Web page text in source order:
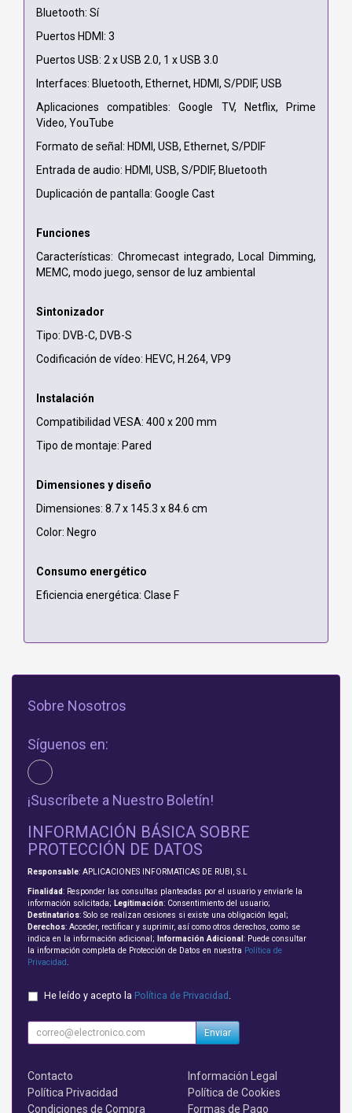
Bluetooth: Sí
Puertos HDMI: 3
Puertos USB: 2 x USB 2.0, 1 x USB 3.0
Interfaces: Bluetooth, Ethernet, HDMI, S/PDIF, USB
Aplicaciones compatibles: Google TV, Netflix, Prime
Video, YouTube
Formato de señal: HDMI, USB, Ethernet, S/PDIF
Entrada de audio: HDMI, USB, S/PDIF, Bluetooth
Duplicación de pantalla: Google Cast
Funciones
Características: Chromecast integrado, Local Dimming,
MEMC, modo juego, sensor de luz ambiental
Sintonizador
Tipo: DVB-C, DVB-S
Codificación de vídeo: HEVC, H.264, VP9
Instalación
Compatibilidad VESA: 400 x 200 mm
Tipo de montaje: Pared
Dimensiones y diseño
Dimensiones: 8.7 x 145.3 x 84.6 cm
Color: Negro
Consumo energético
Eficiencia energética: Clase F
Sobre Nosotros
Síguenos en:
¡Suscríbete a Nuestro Boletín!
INFORMACIÓN BÁSICA SOBRE
PROTECCIÓN DE DATOS
Responsable: APLICACIONES INFORMATICAS DE RUBI, S.L
Finalidad: Responder las consultas planteadas por el usuario y enviarle la
información solicitada; Legitimación: Consentimiento del usuario;
Destinatarios: Solo se realizan cesiones si existe una obligación legal;
Derechos: Acceder, rectificar y suprimir, así como otros derechos, como se
indica en la información adicional;
Información Adicional : Puede consultar
la información completa de Protección de Datos en nuestra Política de
Privacidad
He leído y acepto la Política de Privacidad
Enviar
Contacto
Información Legal
Política Privacidad
Política de Cookies
Condiciones de Compra
Formas de Pago